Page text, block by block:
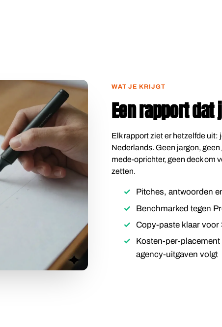
WAT JE KRIJGT
Een rapport
Elk rapport ziet er hetzelfde uit:
Nederlands. Geen jargon,
mede-oprichter, geen deck om
zetten.
Pitches, antwoorden
Benchmarked tegen
Copy-paste klaar voor
Kosten-per-
agency-uitgaven volgt